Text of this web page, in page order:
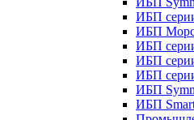
ИБП
ИБП
ИБП
ИБП
ИБП
ИБП
ИБП